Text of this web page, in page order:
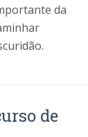
da
de